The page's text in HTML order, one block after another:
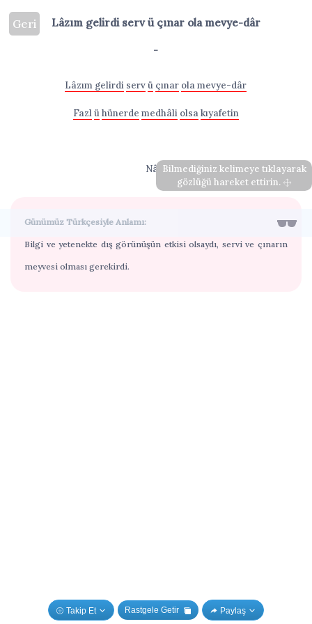
Geri Lâzım gelirdi serv ü çınar ola mevye-dâr
-
Lâzım gelirdi serv ü çınar ola mevye-dâr
Fazlühünerde medhâli olsakıyafetin
Nâbî
Günümüz Türkçesiyle Anlamı:
Bilgi ve yetenekte dış görünüşün etkisi olsaydı, servi ve çınarın
meyvesi olması gerekirdi.
Takip Et Rastgele Getir Paylaş
Bilmediğiniz kelimeye tıklayarak
gözlüğü hareket ettirin.